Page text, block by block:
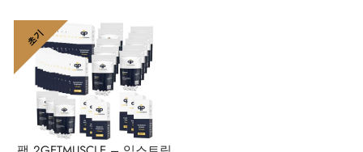
초기